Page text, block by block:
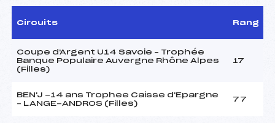
Circuits Rang
Coupe d'Argent U14 Savoie – Trophée
Banque Populaire Auvergne Rhône Alpes
(Filles)
17
BEN'J -14 ans Trophee Caisse d'Epargne
– LANGE-ANDROS (Filles)
77